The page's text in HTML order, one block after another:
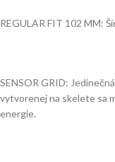
REGULAR FIT 102 MM:
SENSOR GRID:
vytvorenej na skelete sa
energie.